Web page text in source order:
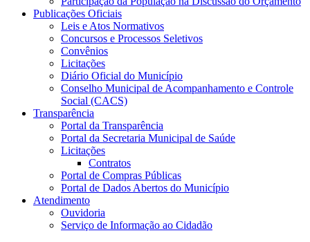
Publicações Oficiais
Leis e Atos Normativos
Concursos e Processos Seletivos
Convênios
Licitações
Diário Oficial do Município
Conselho Municipal de Acompanhamento e Controle
Social (CACS)
Transparência
Portal da Transparência
Portal da Secretaria Municipal de Saúde
Licitações
Contratos
Portal de Compras Públicas
Portal de Dados Abertos do Município
Atendimento
Ouvidoria
Serviço de Informação ao Cidadão